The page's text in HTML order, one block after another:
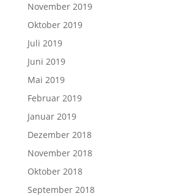
November 2019
Oktober 2019
Juli 2019
Juni 2019
Mai 2019
Februar 2019
Januar 2019
Dezember 2018
November 2018
Oktober 2018
September 2018